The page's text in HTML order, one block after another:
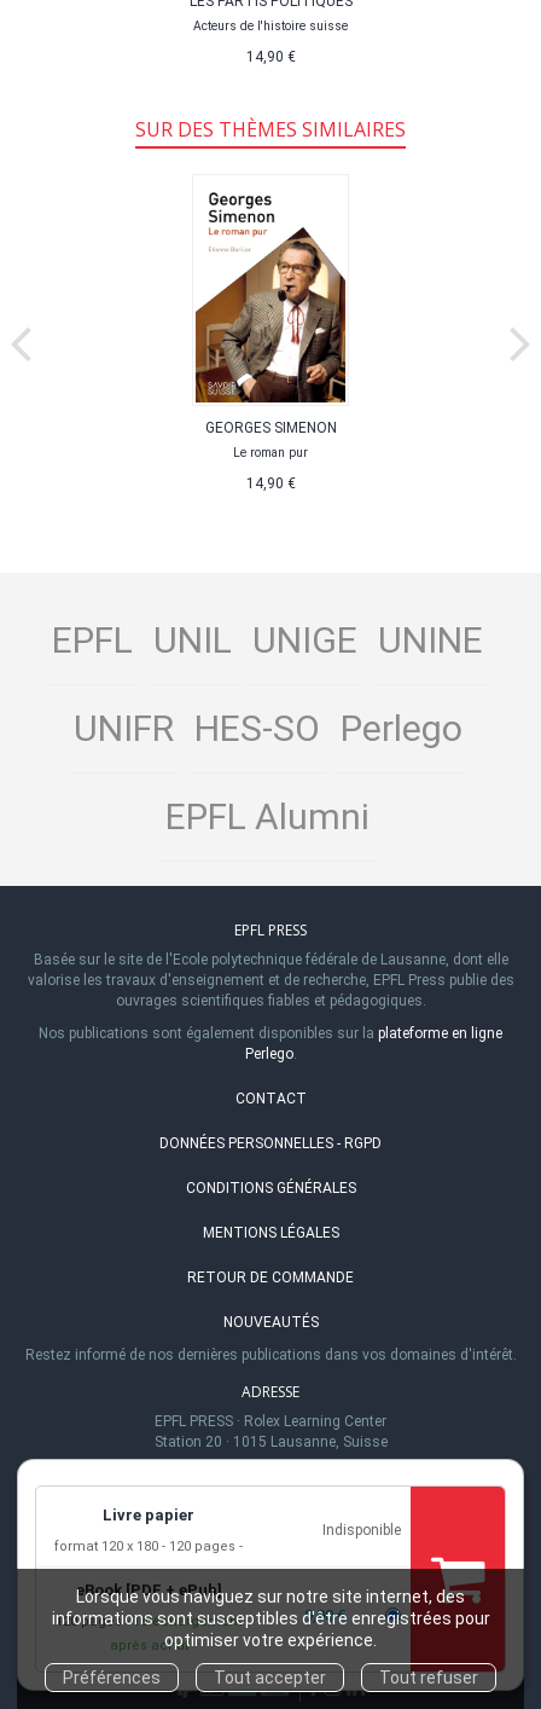
Lorsque vous naviguez sur notre site internet, des
informations sont susceptibles d'être enregistrées pour
optimiser votre expérience.
Préférences
Tout accepter Tout refuser
Livre papier
format 120 x 180 120 pages
Indisponible
eBook [PDF + ePub]
120 pages Téléchargement
après achat
9,90 €
Acteurs de l'histoire suisse
14,90 €
SUR DES THÈMES SIMILAIRES
GEORGES SIMENON
Le roman pur
14,90 €
EPFL UNIL UNIGE UNINE
UNIFR HES-SO Perlego
EPFL Alumni
EPFL PRESS
Basée sur le site de l'Ecole polytechnique fédérale de Lausanne, dont elle
valorise les travaux d'enseignement et de recherche, EPFL Press publie des
ouvrages scientifiques fiables et pédagogiques.
Nos publications sont également disponibles sur la plateforme en ligne
Perlego.
CONTACT
DONNÉES PERSONNELLES - RGPD
CONDITIONS GÉNÉRALES
MENTIONS LÉGALES
RETOUR DE COMMANDE
NOUVEAUTÉS
Restez informé de nos dernières publications dans vos domaines d'intérêt.
ADRESSE
EPFL PRESS · Rolex Learning Center
Station 20 · 1015 Lausanne, Suisse
HEURES D'OUVERTURE
Lu-Ve 8h00 - 17h00